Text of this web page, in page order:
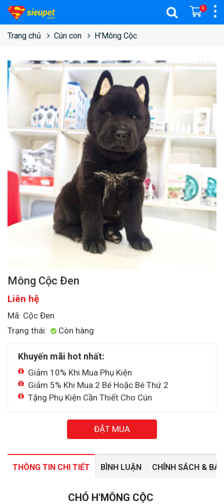
0
Trang chủ Cún con H’Mông Cộc
Mông Cộc Đen
Liên hệ
Mã: Cộc Đen
Trạng thái:
Còn hàng
Khuyến mãi hot nhất:
Giảm 10% Khi Mua Phụ Kiện
Giảm 5% Khi Mua 2 Bé Hoặc Bé Thứ 2
Tặng Phụ Kiện Cần Thiết Cho Cún
ĐẶT MUA
THÔNG TIN CHI TIẾT BÌNH LUẬN CHÍNH SÁCH &
CHÓ H'MÔNG CỘC